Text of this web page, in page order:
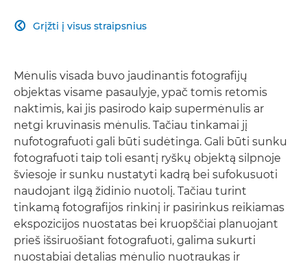
Grįžti į visus straipsnius

Mėnulis visada buvo jaudinantis fotografijų
objektas visame pasaulyje, ypač tomis retomis
naktimis, kai jis pasirodo kaip supermėnulis ar
netgi kruvinasis mėnulis. Tačiau tinkamai jį
nufotografuoti gali būti sudėtinga. Gali būti sunku
fotografuoti taip toli esantį ryškų objektą silpnoje
šviesoje ir sunku nustatyti kadrą bei sufokusuoti
naudojant ilgą židinio nuotolį. Tačiau turint
tinkamą fotografijos rinkinį ir pasirinkus reikiamas
ekspozicijos nuostatas bei kruopščiai planuojant
prieš išsiruošiant fotografuoti, galima sukurti
nuostabiai detalias mėnulio nuotraukas ir